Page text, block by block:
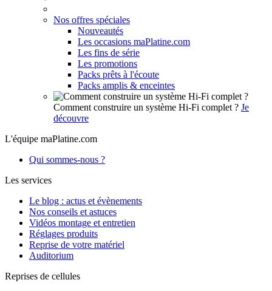
Nos offres spéciales
Nouveautés
Les occasions maPlatine.com
Les fins de série
Les promotions
Packs prêts à l'écoute
Packs amplis & enceintes
Comment construire un système Hi-Fi complet ? Je
découvre
L'équipe maPlatine.com
Qui sommes-nous ?
Les services
Le blog : actus et évènements
Nos conseils et astuces
Vidéos montage et entretien
Réglages produits
Reprise de votre matériel
Auditorium
Reprises de cellules